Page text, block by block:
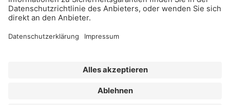
Impressum Bildrechte
Widerrufsrecht für Verbraucher
Erklärung zur Barrierefreiheit